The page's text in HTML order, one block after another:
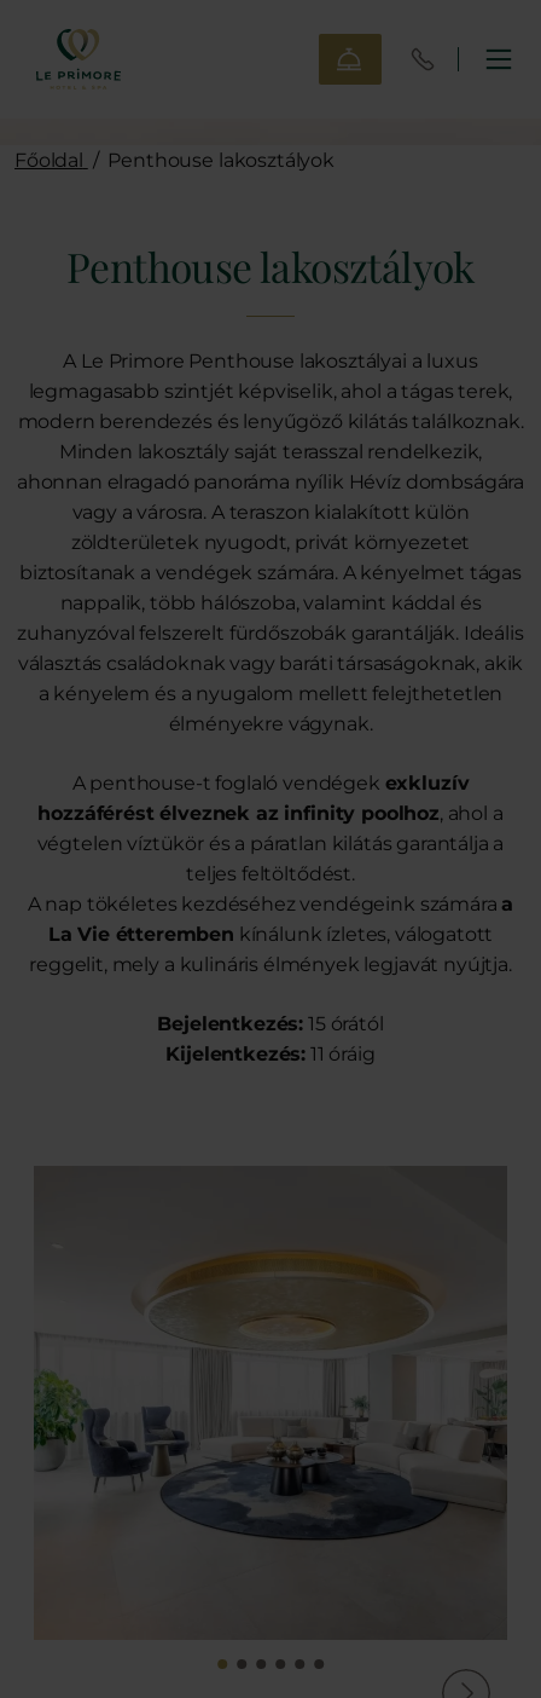
Főoldal / Penthouse lakosztályok
Penthouse lakosztályok
A Le Primore Penthouse lakosztályai a luxus
legmagasabb szintjét képviselik, ahol a tágas terek,
modern berendezés és lenyűgöző kilátás találkoznak.
Minden lakosztály saját terasszal rendelkezik,
ahonnan elragadó panoráma nyílik Hévíz dombságára
vagy a városra. A teraszon kialakított külön
zöldterületek nyugodt, privát környezetet
biztosítanak a vendégek számára. A kényelmet tágas
nappalik, több hálószoba, valamint káddal és
zuhanyzóval felszerelt fürdőszobák garantálják. Ideális
választás családoknak vagy baráti társaságoknak, akik
a kényelem és a nyugalom mellett felejthetetlen
élményekre vágynak.
A penthouse-t foglaló vendégek exkluzív
hozzáférést élveznek az infinity poolhoz, ahol a
végtelen víztükör és a páratlan kilátás garantálja a
teljes feltöltődést.
A nap tökéletes kezdéséhez vendégeink számára a
La Vie étteremben kínálunk ízletes, válogatott
reggelit, mely a kulináris élmények legjavát nyújtja.
Bejelentkezés: 15 órától
Kijelentkezés: 11 óráig